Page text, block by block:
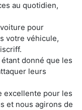
au quotidien,
pour
votre véhicule,
donné que les
leurs
excellente pour les
et nous agirons de